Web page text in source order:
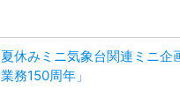
夏休みミニ気象台関連ミニ企
業務150周年」